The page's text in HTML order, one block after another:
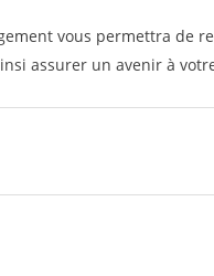
vous permettra de
assurer un avenir à